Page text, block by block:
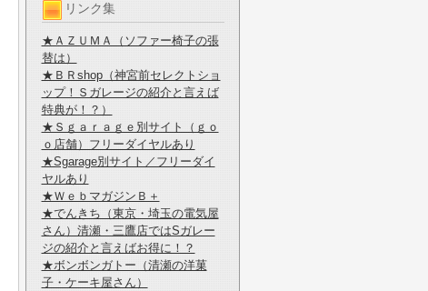
リンク集
★ＡＺＵＭＡ（ソファー椅子の張
替は）
★ＢＲshop（神宮前セレクトショ
ップ！Ｓガレージの紹介と言えば
特典が！？）
★Ｓｇａｒａｇｅ別サイト（ｇｏ
ｏ店舗）フリーダイヤルあり
★Sgarage別サイト／フリーダイ
ヤルあり
★ＷｅｂマガジンＢ＋
★でんきち（東京・埼玉の電気屋
さん）清瀬・三鷹店ではSガレー
ジの紹介と言えばお得に！？
★ボンボンガトー（清瀬の洋菓
子・ケーキ屋さん）